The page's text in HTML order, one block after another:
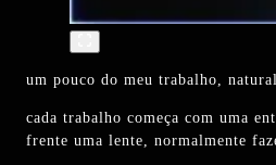
um pouco do meu trabalho,
cada trabalho começa com uma
frente uma lente, normalmente